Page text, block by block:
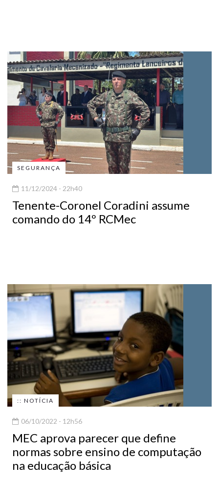
SEGURANÇA
11/12/2024 - 22h40
Tenente-Coronel Coradini assume
comando do 14º RCMec
:: NOTÍCIA
06/10/2022 - 12h56
MEC aprova parecer que define
normas sobre ensino de computação
na educação básica